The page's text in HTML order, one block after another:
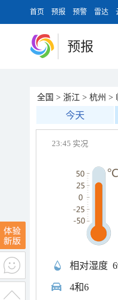
首页 预报 预警 雷达
预报
全国 > 浙江 > 杭州 >
今天
23:45 实况
相对湿度
4和6